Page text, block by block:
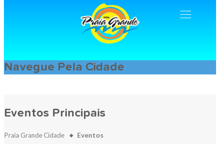
Navegação
Navegue Pela Cidade
Eventos Principais
Praia Grande Cidade Eventos